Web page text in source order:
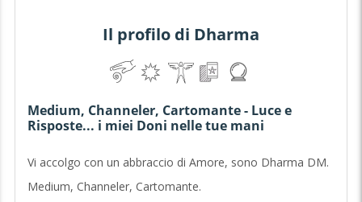
Il profilo di Dharma
Medium, Channeler, Cartomante - Luce e
Risposte... i miei Doni nelle tue mani
Vi accolgo con un abbraccio di Amore, sono Dharma DM.
Medium, Channeler, Cartomante.